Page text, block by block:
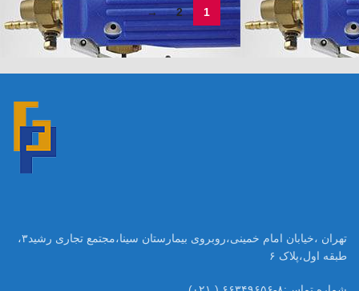
1
2
→
تهران ،خیابان امام خمینی،روبروی بیمارستان سینا،مجتمع تجاری رشید۳،
طبقه اول،پلاک ۶